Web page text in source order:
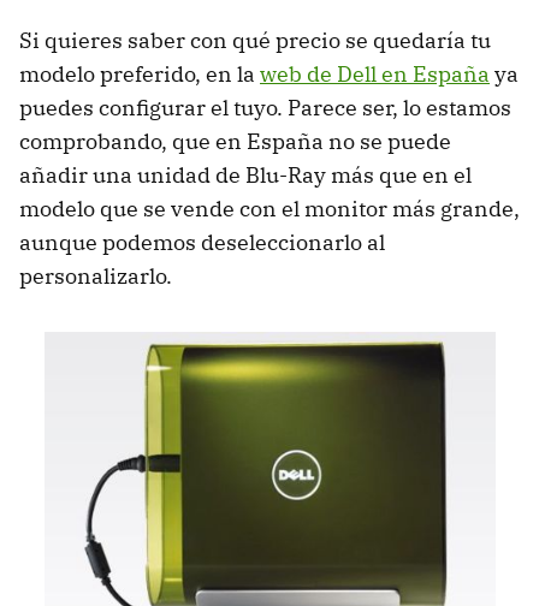
Si quieres saber con qué precio se quedaría tu
modelo preferido, en la web de Dell en España ya
puedes configurar el tuyo. Parece ser, lo estamos
comprobando, que en España no se puede
añadir una unidad de Blu-Ray más que en el
modelo que se vende con el monitor más grande,
aunque podemos deseleccionarlo al
personalizarlo.